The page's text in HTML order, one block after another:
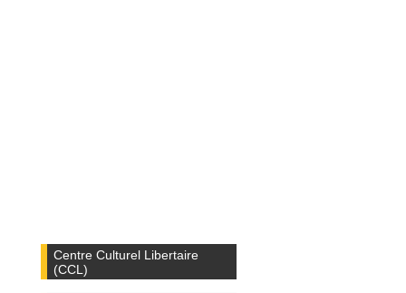
Centre Culturel Libertaire
(CCL)